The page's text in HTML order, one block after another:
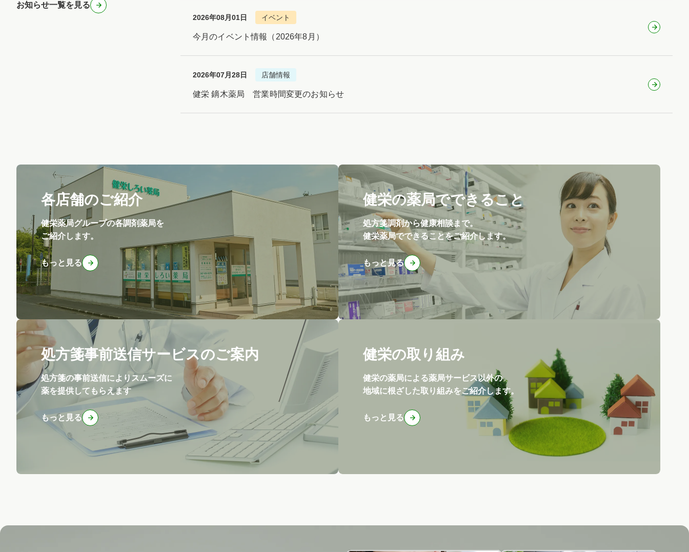
お知らせ一覧を見る
2026年08月01日 イベント
今月のイベント情報（2026年8月）
2026年07月28日 店舗情報
健栄 鏑木薬局 営業時間変更のお知らせ
各店舗のご紹介
健栄薬局グループの各調剤薬局を
ご紹介します。
もっと見る
健栄の薬局でできること
処方箋調剤から健康相談まで。
健栄薬局でできることをご紹介します。
もっと見る
処方箋事前送信サービスのご案内
処方箋の事前送信によりスムーズに
薬を提供してもらえます
もっと見る
健栄の取り組み
健栄の薬局による薬局サービス以外の
地域に根ざした取り組みをご紹介します。
もっと見る